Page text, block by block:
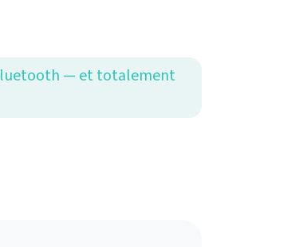
— et totalement